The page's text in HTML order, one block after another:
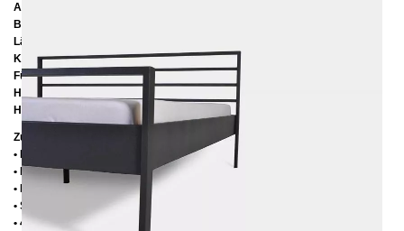
Abmessungen
Breite:
Länge:
Kopfteilhöhe: 95cm
Füßteilhöhe: 60cm
Höhe bis zur Rahmenunterkante:
Höhe bis zur Rahmenoberkante:
Zusätzliche Informationen
• Handmade
• Pulverbesichtet
• Fußstopfen aus Kunststoff
• Seitenablagen für Lattenrost 2,8 cm
• 4 cm breite Mitteltraverse